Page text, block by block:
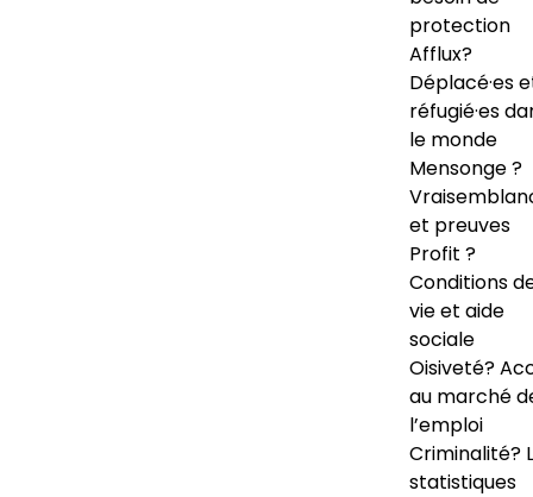
protection
Afflux?
Déplacé·es
réfugié·es
le monde
Mensonge ?
et preuves
Profit ?
Conditions
vie et aide
sociale
Oisiveté?
au marché
l’emploi
Criminalité?
statistiques